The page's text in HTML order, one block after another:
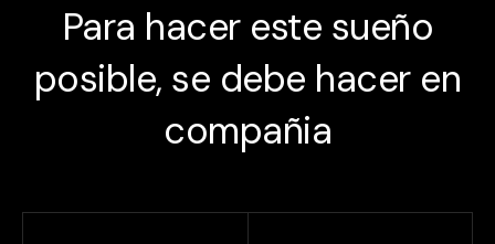
Para hacer este sueño
posible, se debe hacer en
compañia